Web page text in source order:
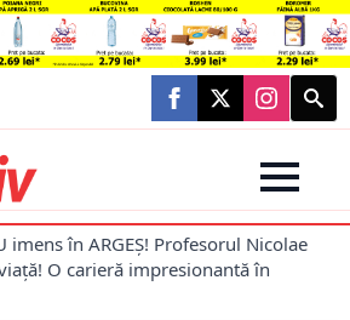
Search
for:
imens în ARGEȘ! Profesorul Nicolae
O carieră impresionantă în